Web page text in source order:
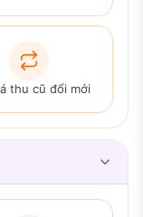
thu cũ đổi mới